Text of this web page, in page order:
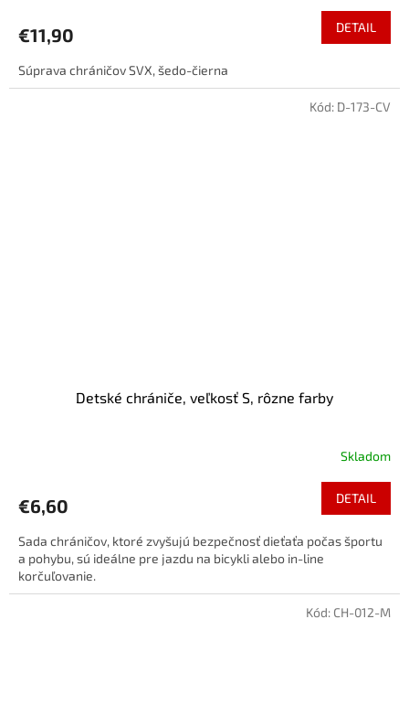
€11,90 DETAIL
Súprava chráničov SVX, šedo-čierna
Detské chrániče, veľkosť S, rôzne farby
Skladom
€6,60 DETAIL
Sada chráničov, ktoré zvyšujú bezpečnosť dieťaťa počas športu
a pohybu, sú ideálne pre jazdu na bicykli alebo in-line
korčuľovanie.
Kód: D-173-CV
Kód: CH-012-M